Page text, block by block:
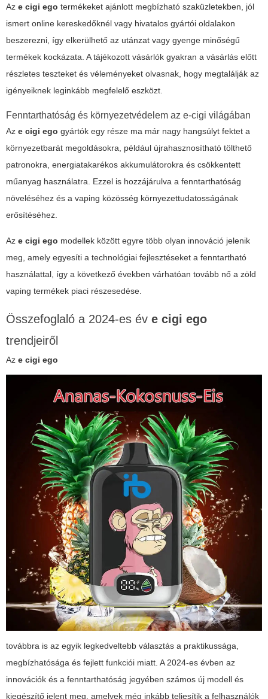
Az e cigi ego termékeket ajánlott megbízható szaküzletekben, jól
ismert online kereskedőknél vagy hivatalos gyártói oldalakon
beszerezni, így elkerülhető az utánzat vagy gyenge minőségű
termékek kockázata. Atájékozott vásárlók gyakran a vásárlás előtt
részletes teszteket és véleményeket olvasnak, hogy megtalálják az
igényeiknek leginkább megfelelő eszközt.
Fenntarthatóság és környezetvédelem az e-cigi világában
Az e cigi ego gyártók egy része ma már nagy hangsúlyt fektet a
környezetbarát megoldásokra, például újrahasznosítható tölthető
patronokra, energiatakarékos akkumulátorokra és csökkentett
műanyag használatra. Ezzel is hozzájárulva a fenntarthatóság
növeléséhez és a vaping közösség környezettudatosságának
erősítéséhez.
Az e cigi ego modellek között egyre több olyan innováció jelenik
meg, amely egyesíti a technológiai fejlesztéseket a fenntartható
használattal, így a következő években várhatóan tovább nő a zöld
vaping termékek piaci részesedése.
Összefoglaló a 2024-es év e cigi ego
trendjeiről
Az e cigi ego
továbbra is az egyik legkedveltebb választás a praktikussága,
megbízhatósága és fejlett funkciói miatt. A 2024-es évben az
innovációk és a fenntarthatóság jegyében számos új modell és
kiegészítő jelent meg, amelyek még inkább teljesítik a felhasználók